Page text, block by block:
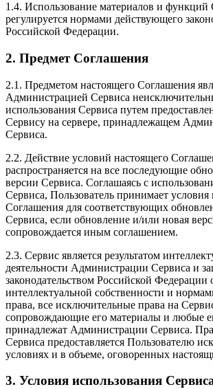
1.4. Использование материалов и функций
регулируется нормами действующего
Российской Федерации.
2. Предмет Соглашения
2.1. Предметом настоящего Соглашения
Администрацией Сервиса
использования Сервиса путем
Сервису на сервере, принадлежащем
Сервиса.
2.2. Действие условий настоящего
распространяется на все последующие
версии Сервиса. Соглашаясь с
Сервиса, Пользователь принимает условия
Соглашения для соответствующих
Сервиса, если обновление и/или новая
сопровождается иным соглашением.
2.3. Сервис является результатом
деятельности Администрации Сервиса и
законодательством Российской Федерации
интеллектуальной собственности и
права, все исключительные права на
сопровождающие его материалы и любые
принадлежат Администрации Сервиса.
Сервиса предоставляется Пользователю
условиях и в объеме, оговоренных
3. Условия использования